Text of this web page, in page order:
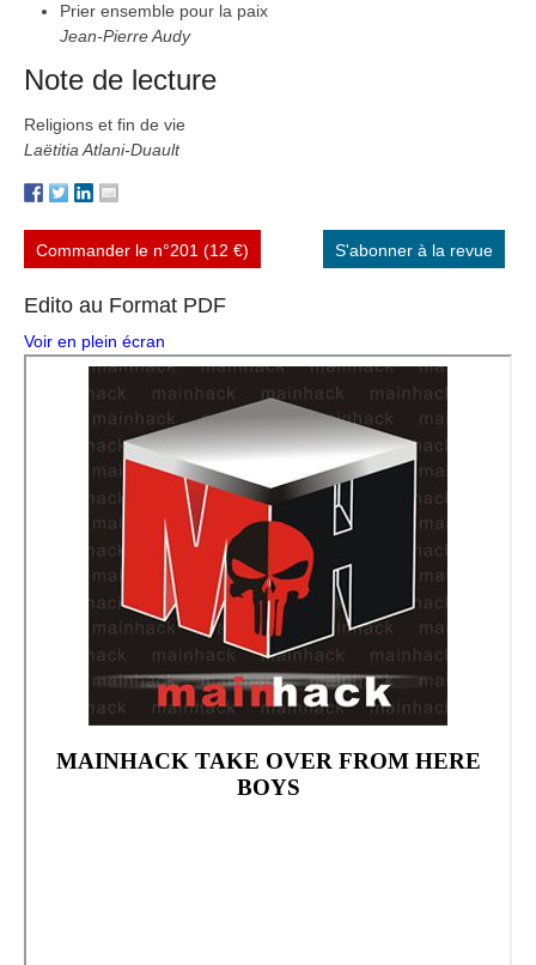
Prier ensemble pour la paix
Jean-Pierre Audy
Note de lecture
Religions et fin de vie
Laëtitia Atlani-Duault
Commander le n°201 (12 €) S'abonner à la revue
Edito au Format PDF
Voir en plein écran